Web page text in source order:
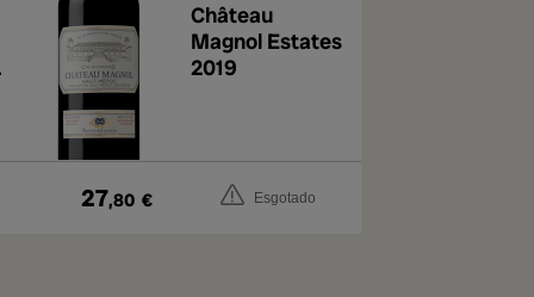
Château
Magnol Estates
2019
27,80 € Esgotado